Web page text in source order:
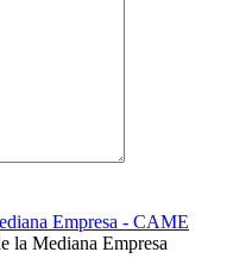
la Mediana Empresa